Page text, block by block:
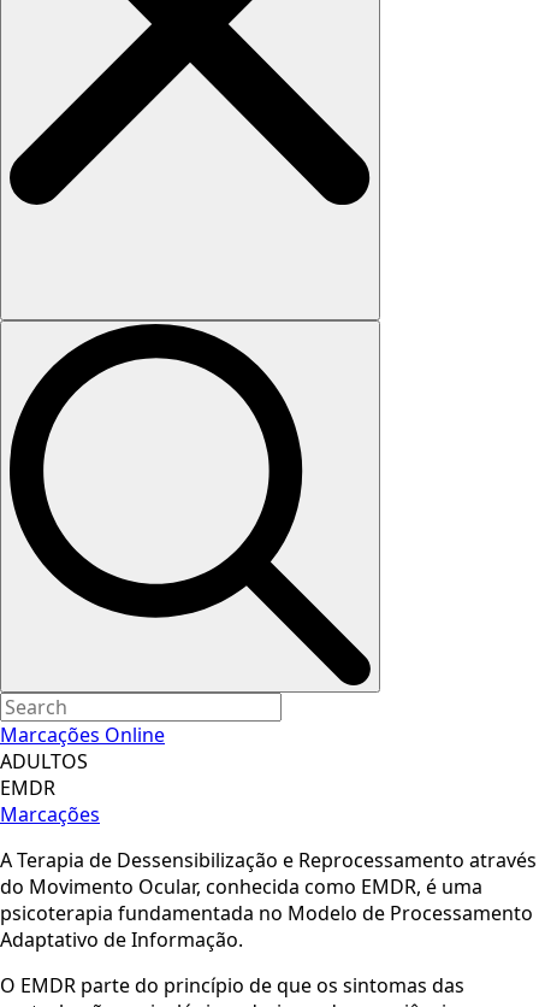
Marcações Online
ADULTOS
EMDR
Marcações
A Terapia de Dessensibilização e Reprocessamento através
do Movimento Ocular, conhecida como EMDR, é uma
psicoterapia fundamentada no Modelo de Processamento
Adaptativo de Informação.
​O EMDR parte do princípio de que os sintomas das